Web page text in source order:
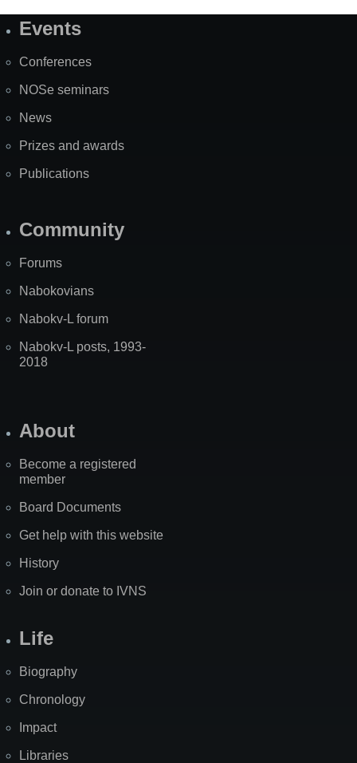
SiteEvents
Conferences
NOSe seminars
News
Prizes and awards
Publications
Community
Forums
Nabokovians
Nabokv-L forum
Nabokv-L posts, 1993-
2018
About
Become a registered
member
Board Documents
Get help with this website
History
Join or donate to IVNS
Life
Biography
Chronology
Impact
Libraries